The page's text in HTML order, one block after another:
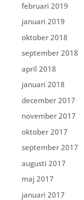
februari 2019
januari 2019
oktober 2018
september 2018
april 2018
januari 2018
december 2017
november 2017
oktober 2017
september 2017
augusti 2017
maj 2017
januari 2017